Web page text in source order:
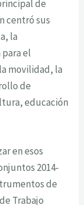
de
centró sus
la
el
movilidad, la
de
educación
en esos
2014-
de
Trabajo